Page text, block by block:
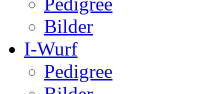
Bilder
I-Wurf
Pedigree